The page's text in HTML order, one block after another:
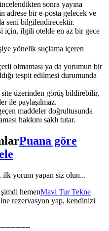
sonra yayına
adrese bir e-posta gelecek ve
seni bilgilendirecektir.
için, ilgili otelde en az bir gece
yönelik suçlama içeren
olmaması ya da yorumun bir
tespit edilmesi durumunda
üzerinden görüş bildirebilir,
ile paylaşılmaz.
maddeler doğrultusunda
hakkını saklı tutar.
Puana göre
ilk yorum yapan siz olun...
hemenMavi Tur Tekne
rezervasyon yap, kendinizi